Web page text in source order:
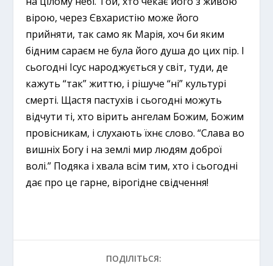
вірою, через Євхаристію може його
прийняти, так само як Марія, хоч би яким
бідним сараєм не була його душа до цих пір. І
сьогодні Ісус народжується у світ, туди, де
кажуть “так” життю, і рішуче “ні” культурі
смерті. Щастя пастухів і сьогодні можуть
відчути ті, хто вірить ангелам Божим, Божим
провісникам, і слухають їхнє слово. “Слава во
вишніх Богу і на землі мир людям доброї
волі.” Подяка і хвала всім тим, хто і сьогодні
дає про це гарне, вірогідне свідчення!
ПОДІЛІТЬСЯ: